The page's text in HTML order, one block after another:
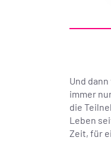
Und
immer
die
Leben
Zeit, für